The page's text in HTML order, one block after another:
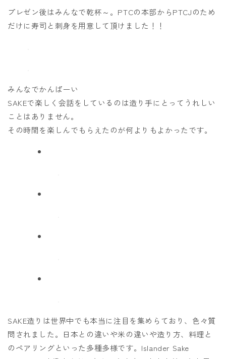
プレゼン後はみんなで乾杯～。PTCの本部からPTCJのため
だけに寿司と刺身を用意して頂けました！！
みんなでかんぱーい
SAKEで楽しく会話をしているのは造り手にとってうれしい
ことはありません。
その時間を楽しんでもらえたのが何よりもよかったです。
SAKE造りは世界中でも本当に注目を集めらており、色々質
問されました。日本との違いや米の違いや造り方、料理と
のペアリングといった多種多様です。Islander Sake